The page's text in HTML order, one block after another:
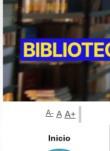
A- A A+
Inicio